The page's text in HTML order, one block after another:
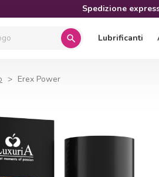
Spedizione
search Lubrificanti
Erex Power